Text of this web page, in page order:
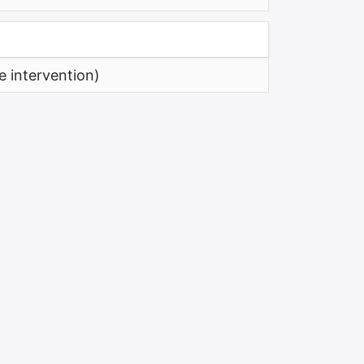
intervention)